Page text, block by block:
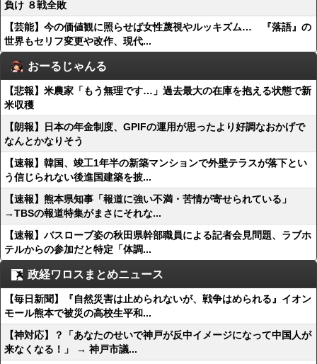
負け ８戦全敗
【芸能】今の価値観に照らせば女性蔑視やルッキズム… 『落語』の
世界もセリフ変更や改作、現代...
おーるじゃんる
【悲報】米農家「もう無理です…」過去最大の在庫を抱える状態で新
米収穫
【朗報】日本の年金制度、GPIFの運用が思ったより好調なおかげで
なんとかなりそう
【速報】韓国、竣工1年半の新築マンションで外壁テラスが落下とい
う信じられない後進国建築を披...
【速報】熊本県知事「報道に強い不満・苦情が寄せられている」
→TBSの報道特集がまさにそれな...
【速報】バスローブ姿の秋田県幹部職員による記者会見問題、ラブホ
テルからの参加だと特定「体調...
政経ワロスまとめニュース
【毎日新聞】『自然災害は止められないが、戦争はめられる』イオン
モール熊本で被災の高校生平和...
【神対応】？「あなたのせいで神戸が反中イメージになって中国人が
来なくなる！」 → 神戸市議...